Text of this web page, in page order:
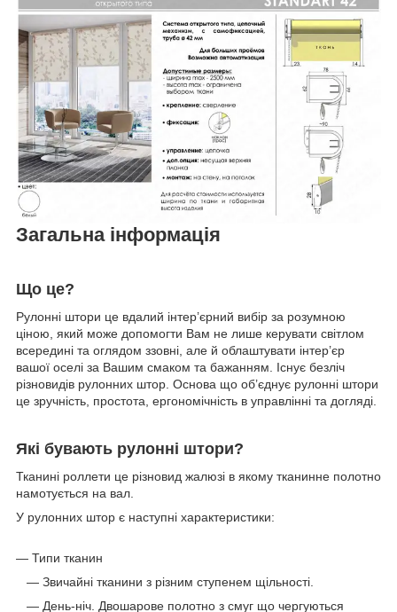
Загальна інформація
Що це?
Рулонні штори це вдалий інтер’єрний вибір за розумною
ціною, який може допомогти Вам не лише керувати світлом
всередині та оглядом ззовні, але й облаштувати інтер’єр
вашої оселі за Вашим смаком та бажанням. Існує безліч
різновидів рулонних штор. Основа що об’єднує рулонні штори
це зручність, простота, ергономічність в управлінні та догляді.
Які бувають рулонні штори?
Тканині роллети це різновид жалюзі в якому тканинне полотно
намотується на вал.
У рулонних штор є наступні характеристики:
— Типи тканин
— Звичайні тканини з різним ступенем щільності.
— День-ніч. Двошарове полотно з смуг що чергуються